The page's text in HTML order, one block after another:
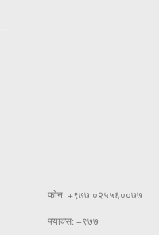
फोन: +९७७ ०२५५६००७७
फ्याक्स: +९७७